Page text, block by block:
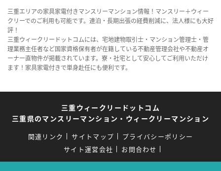
三重エリアの家具家電付きマンスリーマンション情報！マンスリー＋ウィー
クリーでのご利用も可能です。連泊・長期出張の経費削減に、法人様にも大好
評！
三重ウィークリードットコムには、宅地建物取引士・マンション管理士・管
理業務主任者など国家資格保有者が在籍している不動産管理会社や不動産オ
ーナー直物件が掲載されています。寮・社宅として安心してご利用いただけ
ます！家具家電付きで単身赴任にも便利です。
三重ウィークリードットコム
三重県のマンスリーマンション・ウィークリーマンション
関連リンク サイトマップ
プライバシーポリシー
サイト運営会社
お問合わせ